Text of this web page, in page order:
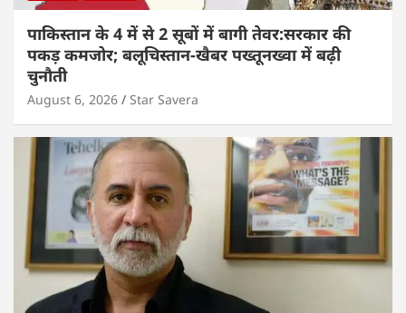
पाकिस्तान के 4 में से 2 सूबों में बागी तेवर:सरकार की
पकड़ कमजोर; बलूचिस्तान-खैबर पख्तूनख्वा में बढ़ी
चुनौती
August 6, 2026 Star Savera